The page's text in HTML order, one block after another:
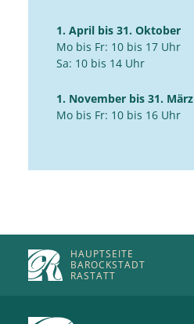
1. April bis 31. Oktober
Mo bis Fr: 10 bis 17 Uhr
Sa: 10 bis 14 Uhr
1. November bis 31. März
Mo bis Fr: 10 bis 16 Uhr
HAUPTSEITE
BAROCKSTADT
RASTATT